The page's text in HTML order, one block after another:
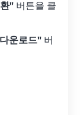
" 버튼을 클
운로드" 버